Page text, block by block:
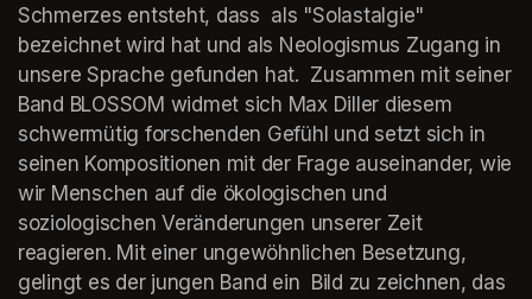
Schmerzes entsteht, dass  als "Solastalgie"
bezeichnet wird hat und als Neologismus Zugang in
unsere Sprache gefunden hat.  Zusammen mit seiner
Band BLOSSOM widmet sich Max Diller diesem
schwermütig forschenden Gefühl und setzt sich in
seinen Kompositionen mit der Frage auseinander, wie
wir Menschen auf die ökologischen und
soziologischen Veränderungen unserer Zeit
reagieren. Mit einer ungewöhnlichen Besetzung,
gelingt es der jungen Band ein  Bild zu zeichnen, das